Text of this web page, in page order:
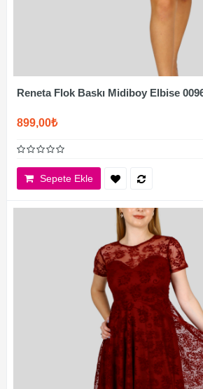
Reneta Flok Baskı Midiboy Elbise
899,00₺
Sepete Ekle